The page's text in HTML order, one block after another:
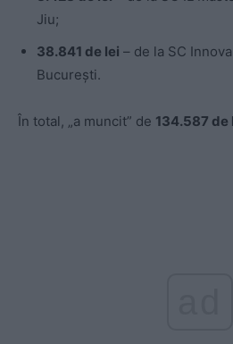
Jiu;
38.841 de lei – de la SC
București.
În total, „a muncit” de 134.587 de